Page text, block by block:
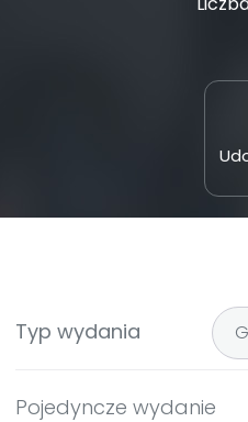
Typ wydania
Pojedyncze wydanie